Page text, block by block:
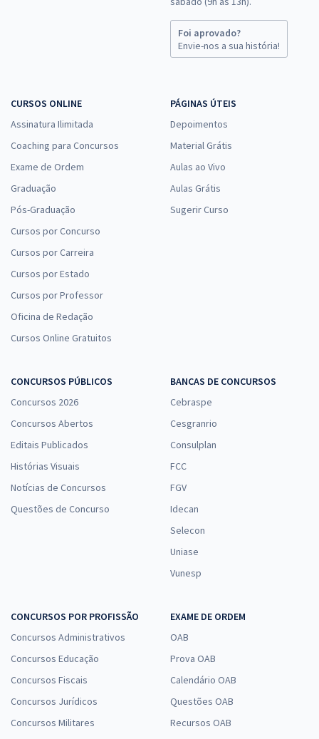
Foi aprovado?
Envie-nos a sua história!
CURSOS ONLINE
Assinatura Ilimitada
Coaching para Concursos
Exame de Ordem
Graduação
Pós-Graduação
Cursos por Concurso
Cursos por Carreira
Cursos por Estado
Cursos por Professor
Oficina de Redação
Cursos Online Gratuitos
PÁGINAS ÚTEIS
Depoimentos
Material Grátis
Aulas ao Vivo
Aulas Grátis
Sugerir Curso
CONCURSOS PÚBLICOS
Concursos 2026
Concursos Abertos
Editais Publicados
Histórias Visuais
Notícias de Concursos
Questões de Concurso
BANCAS DE CONCURSOS
Cebraspe
Cesgranrio
Consulplan
FCC
FGV
Idecan
Selecon
Uniase
Vunesp
CONCURSOS POR PROFISSÃO
Concursos Administrativos
Concursos Educação
Concursos Fiscais
Concursos Jurídicos
Concursos Militares
EXAME DE ORDEM
OAB
Prova OAB
Calendário OAB
Questões OAB
Recursos OAB